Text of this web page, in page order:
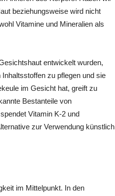
beziehungsweise wird nicht
Vitamine und Mineralien als
entwickelt wurden,
zu pflegen und sie
im Gesicht hat, greift zu
Bestanteile von
Vitamin K-2 und
zur Verwendung künstlich
im Mittelpunkt. In den